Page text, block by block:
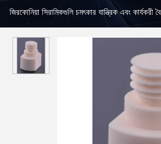
জিরকোনিয়া সিরামিকগুলি চমৎকার যান্ত্রিক এবং কার্যকরী